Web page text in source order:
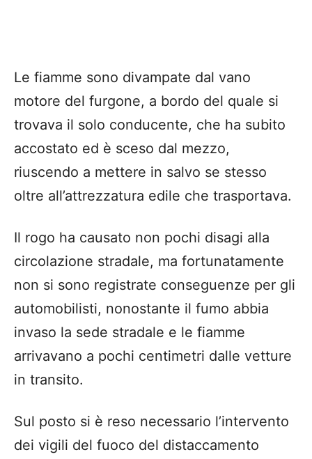
Le fiamme sono divampate dal vano
motore del furgone, a bordo del quale si
trovava il solo conducente, che ha subito
accostato ed è sceso dal mezzo,
riuscendo a mettere in salvo se stesso
oltre all’attrezzatura edile che trasportava.
Il rogo ha causato non pochi disagi alla
circolazione stradale, ma fortunatamente
non si sono registrate conseguenze per gli
automobilisti, nonostante il fumo abbia
invaso la sede stradale e le fiamme
arrivavano a pochi centimetri dalle vetture
in transito.
Sul posto si è reso necessario l’intervento
dei vigili del fuoco del distaccamento